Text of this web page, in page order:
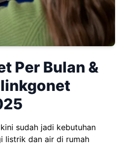
Per Bulan &
sudah jadi kebutuhan
listrik dan air di rumah